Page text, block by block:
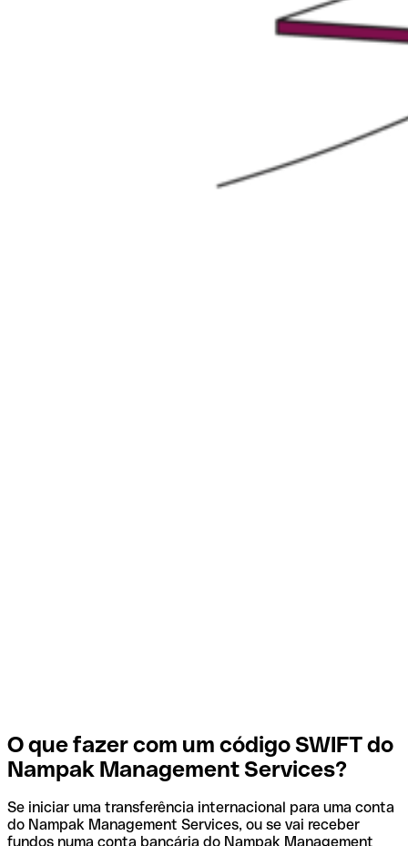
O que fazer com um código SWIFT do
Nampak Management Services?
Se iniciar uma transferência internacional para uma conta
do Nampak Management Services, ou se vai receber
fundos numa conta bancária do Nampak Management